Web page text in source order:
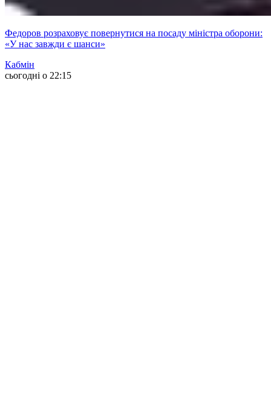
Федоров розраховує повернутися на посаду міністра оборони:
«У нас завжди є шанси»
Кабмін
сьогодні о 22:15